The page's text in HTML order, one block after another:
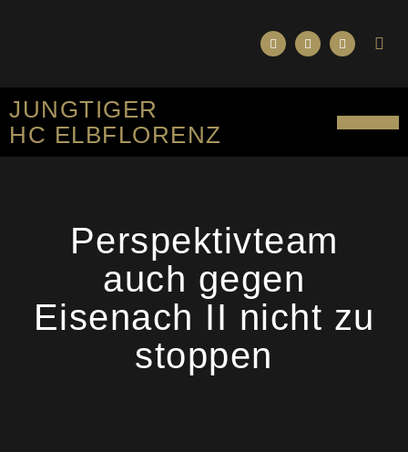
JUNGTIGER
HC ELBFLORENZ
Perspektivteam
auch gegen
Eisenach II nicht zu
stoppen